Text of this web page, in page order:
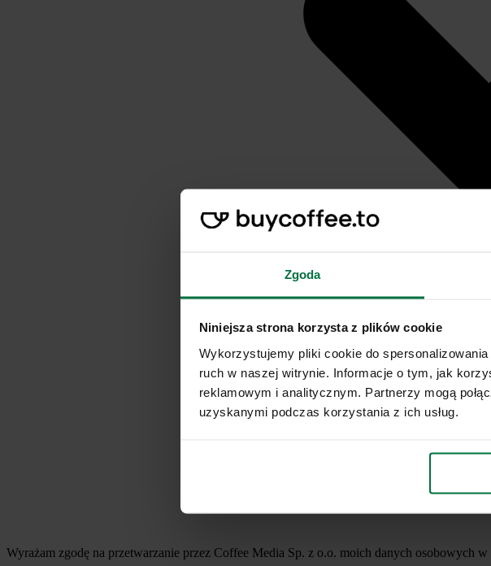
Zgoda
Niniejsza strona korzysta z plików cookie
Wykorzystujemy pliki cookie do
ruch w naszej witrynie. Informacje o tym, jak
reklamowym i analitycznym. Partnerzy mogą
uzyskanymi podczas korzystania z ich usług.
Wyrażam zgodę na przetwarzanie przez Coffee Media Sp. z o.o. moich danych osobowych